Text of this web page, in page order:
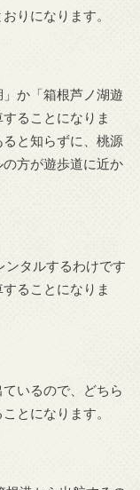
りになります。
」か「箱根芦ノ湖遊
ることになりま
と知らずに、桃源
方が遊歩道に近か
ンタルするわけです
ることになりま
いるので、どちら
とになります。